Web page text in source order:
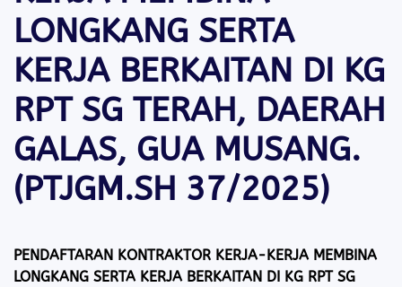
LONGKANG SERTA
KERJA BERKAITAN DI KG
RPT SG TERAH, DAERAH
GALAS, GUA MUSANG.
(PTJGM.SH 37/2025)
PENDAFTARAN KONTRAKTOR KERJA-KERJA MEMBINA
LONGKANG SERTA KERJA BERKAITAN DI KG RPT SG